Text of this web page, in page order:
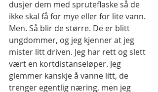
dusjer dem med spruteflaske så de
ikke skal få for mye eller for lite vann.
Men. Så blir de større. De er blitt
ungdommer, og jeg kjenner at jeg
mister litt driven. Jeg har rett og slett
vært en kortdistanseløper. Jeg
glemmer kanskje å vanne litt, de
trenger egentlig næring, men jeg